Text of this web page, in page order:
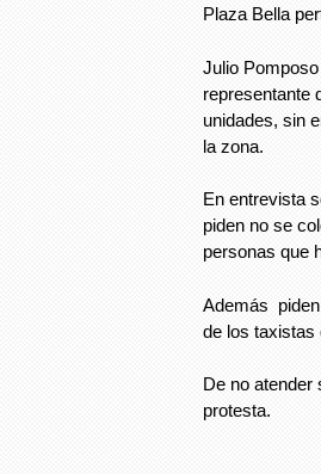
Plaza Bella
Julio
representante
unidades, sin
la zona.
En entrevista
piden no se
personas que
Además
de los taxistas
De no atender
protesta.